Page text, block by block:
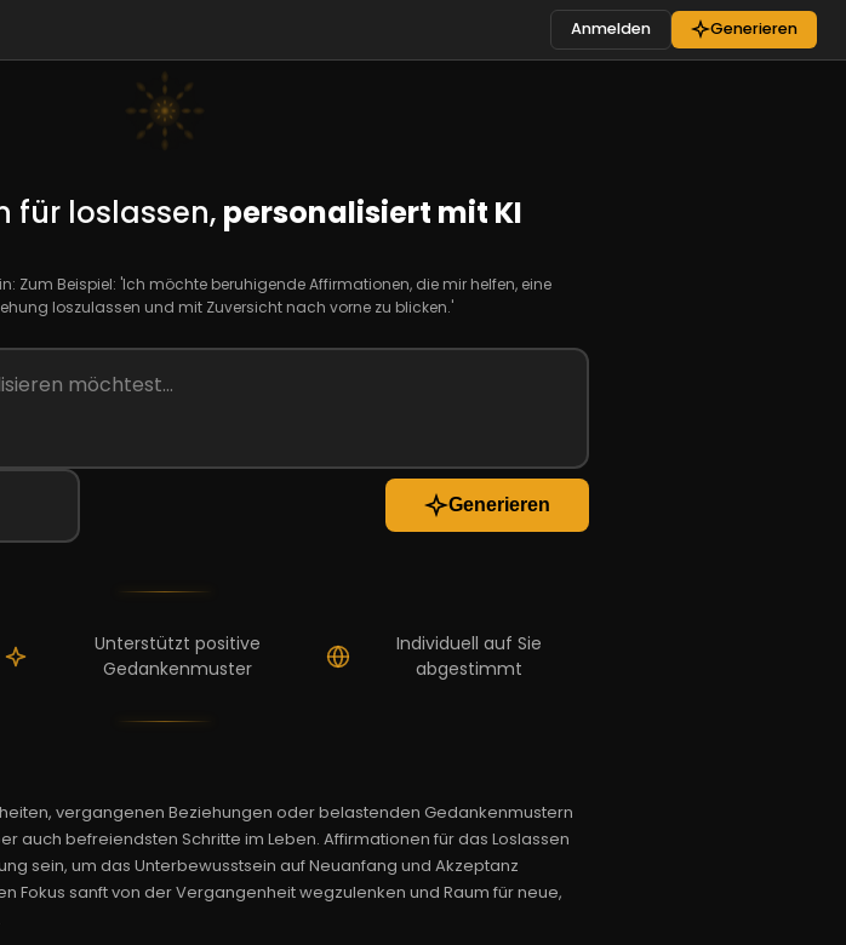
Anmelden Generieren
für loslassen, personalisiert mit KI
Zum Beispiel: 'Ich möchte beruhigende Affirmationen, die mir helfen, eine
loszulassen und mit Zuversicht nach vorne zu blicken.'
Generieren
Unterstützt positive
Gedankenmuster
Individuell auf Sie
abgestimmt
vergangenen Beziehungen oder belastenden Gedankenmustern
auch befreiendsten Schritte im Leben. Affirmationen für das Loslassen
sein, um das Unterbewusstsein auf Neuanfang und Akzeptanz
Fokus sanft von der Vergangenheit wegzulenken und Raum für neue,